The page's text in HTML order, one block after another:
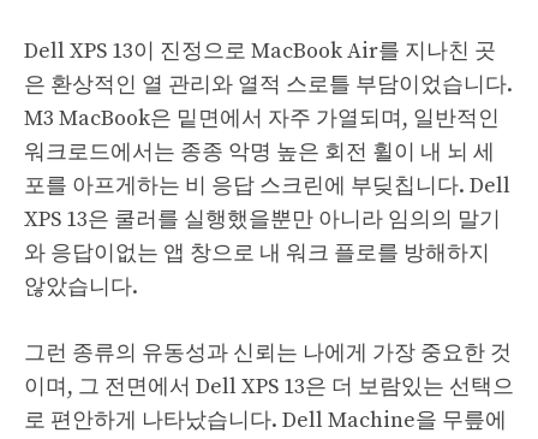
Dell XPS 13이 진정으로 MacBook Air를 지나친 곳
은 환상적인 열 관리와 열적 스로틀 부담이었습니다.
M3 MacBook은 밑면에서 자주 가열되며, 일반적인
워크로드에서는 종종 악명 높은 회전 휠이 내 뇌 세
포를 아프게하는 비 응답 스크린에 부딪칩니다. Dell
XPS 13은 쿨러를 실행했을뿐만 아니라 임의의 말기
와 응답이없는 앱 창으로 내 워크 플로를 방해하지
않았습니다.
그런 종류의 유동성과 신뢰는 나에게 가장 중요한 것
이며, 그 전면에서 Dell XPS 13은 더 보람있는 선택으
로 편안하게 나타났습니다. Dell Machine을 무릎에